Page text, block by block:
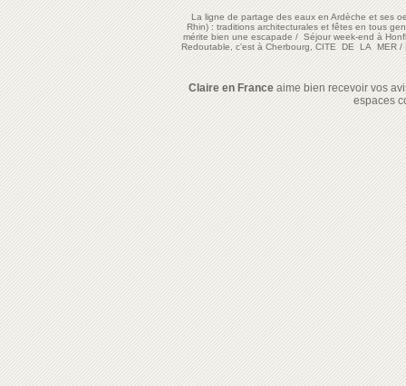
La ligne de partage des eaux en Ardèche et ses
Rhin) : traditions architecturales et fêtes en tous
mérite bien une escapade/Séjour week-end à
Redoutable, c'est à Cherbourg, CITE DE LA MER/
Claire en Franceaime bien recevoir vos
espaces